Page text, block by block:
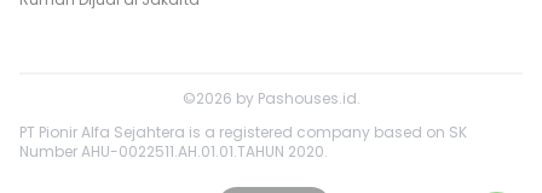
©2026 by Pashouses.id.
PT Pionir Alfa Sejahtera is a registered company based on SK
Number AHU-0022511.AH.01.01.TAHUN 2020.